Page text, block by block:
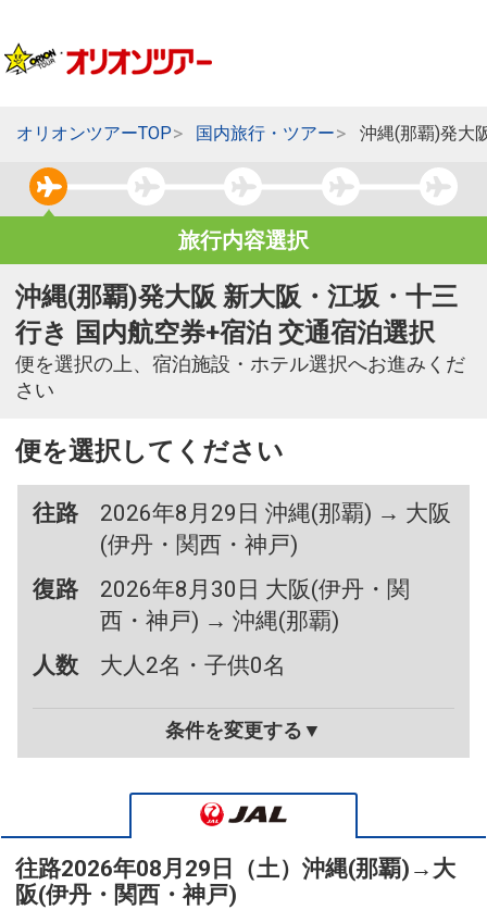
オリオンツアーTOP 国内旅行・ツアー 沖縄(那覇)発大
旅行内容選択
沖縄(那覇)発大阪 新大阪・江坂・十三
行き 国内航空券+宿泊 交通宿泊選択
便を選択の上、宿泊施設・ホテル選択へお進みくだ
さい
便を選択してください
往路
2026年8月29日 沖縄(那覇) → 大阪
(伊丹・関西・神戸)
復路
2026年8月30日 大阪(伊丹・関
西・神戸) → 沖縄(那覇)
人数
大人2名・子供0名
条件を変更する▼
往路2026年08月29日（土） 沖縄(那覇) → 大
阪(伊丹・関西・神戸)